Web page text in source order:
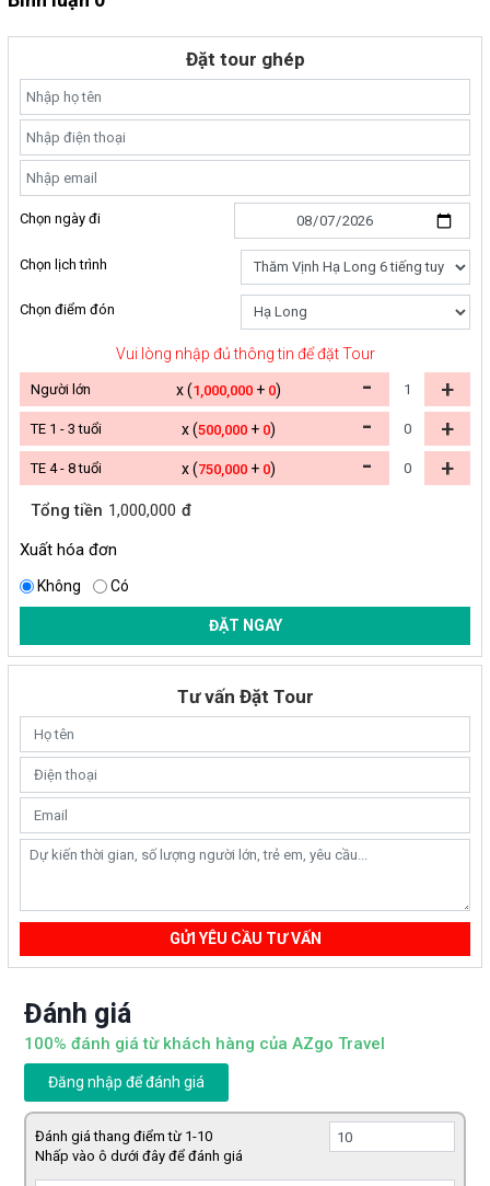
Đặt tour ghép
Chọn ngày đi
Chọn lịch trình
Chọn điểm đón
Vui lòng nhập đủ thông tin để đặt Tour
Người lớn x (1,000,000+ 0) - +
TE 1 - 3 tuổi x (500,000+ 0) - +
TE 4 - 8 tuổi x (750,000+ 0) - +
Tổng tiền 1,000,000 đ
Xuất hóa đơn
Không Có
ĐẶT NGAY
Tư vấn Đặt Tour
GỬI YÊU CẦU TƯ VẤN
Đánh giá
100% đánh giá từ khách hàng của AZgo Travel
Đăng nhập để đánh giá
Đánh giá thang điểm từ 1-10
Nhấp vào ô dưới đây để đánh giá